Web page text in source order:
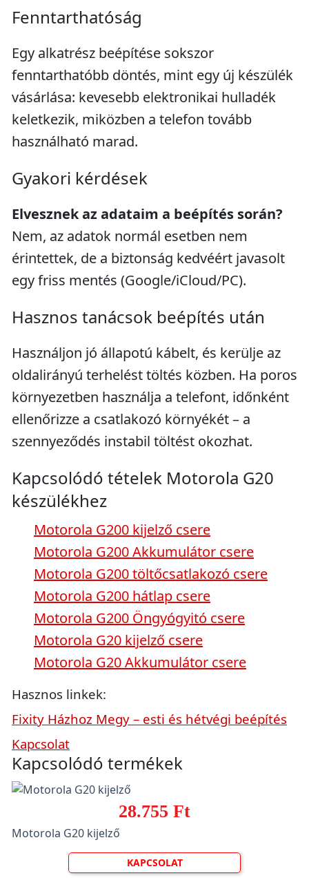
Fenntarthatóság
Egy alkatrész beépítése sokszor
fenntarthatóbb döntés, mint egy új készülék
vásárlása: kevesebb elektronikai hulladék
keletkezik, miközben a telefon tovább
használható marad.
Gyakori kérdések
Elvesznek az adataim a beépítés során?
Nem, az adatok normál esetben nem
érintettek, de a biztonság kedvéért javasolt
egy friss mentés (Google/iCloud/PC).
Hasznos tanácsok beépítés után
Használjon jó állapotú kábelt, és kerülje az
oldalirányú terhelést töltés közben. Ha poros
környezetben használja a telefont, időnként
ellenőrizze a csatlakozó környékét – a
szennyeződés instabil töltést okozhat.
Kapcsolódó tételek Motorola G20
készülékhez
Motorola G200 kijelző csere
Motorola G200 Akkumulátor csere
Motorola G200 töltőcsatlakozó csere
Motorola G200 hátlap csere
Motorola G200 Öngyógyitó csere
Motorola G20 kijelző csere
Motorola G20 Akkumulátor csere
Hasznos linkek:
Fixity Házhoz Megy – esti és hétvégi beépítés
Kapcsolat
Kapcsolódó termékek
28.755 Ft
Motorola G20 kijelző
KAPCSOLAT